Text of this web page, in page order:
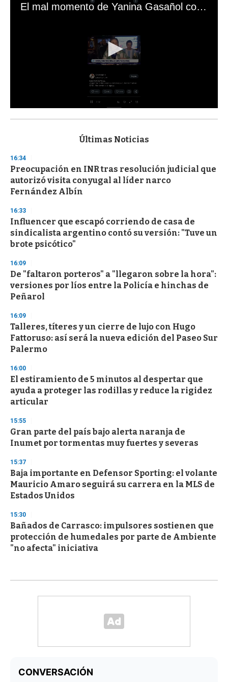
El mal momento de Yanina Gasañol con un hincha argentino en "Subrayado"
s
d
s
o
f
3
s
e
c
o
n
s
Últimas Noticias
16:34
Preocupación en INR tras resolución judicial que
autorizó visita conyugal al líder narco
Fernández Albín
16:33
Influencer que escapó corriendo de casa de
sindicalista argentino contó su versión: "Tuve un
brote psicótico"
16:09
De "faltaron porteros" a "llegaron sobre la hora":
versiones por líos entre la Policía e hinchas de
Peñarol
16:09
Talleres, títeres y un cierre de lujo con Hugo
Fattoruso: así será la nueva edición del Paseo Sur
Palermo
16:00
El estiramiento de 5 minutos al despertar que
ayuda a proteger las rodillas y reduce la rigidez
articular
15:55
Gran parte del país bajo alerta naranja de
Inumet por tormentas muy fuertes y severas
15:37
Baja importante en Defensor Sporting: el volante
Mauricio Amaro seguirá su carrera en la MLS de
Estados Unidos
15:30
Bañados de Carrasco: impulsores sostienen que
protección de humedales por parte de Ambiente
"no afecta" iniciativa